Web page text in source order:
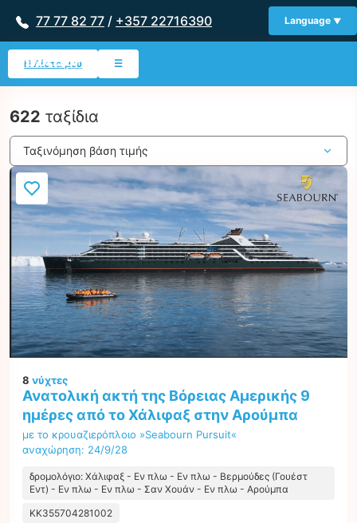
77 77 82 77 / +357 22716390 Language
Η Λίστα μου ☰
622 ταξίδια
8 νύχτες
Ανατολική ακτή της Βόρειας Αμερικής 9
ημέρες από το Χάλιφαξ στην Αρούμπα
με το κρουαζιερόπλοιο »Seabourn Pursuit«
αναχώρηση: 24/9/28
δρομολόγιο: Χάλιφαξ - Εν πλω - Εν πλω - Βερμούδες (Γουέστ
Εντ) - Εν πλω - Εν πλω - Σαν Χουάν - Εν πλω - Αρούμπα
KK355704281002